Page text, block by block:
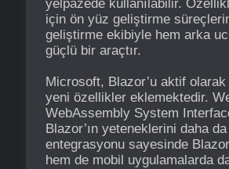
yelpazede kullanılabilir.
için ön yüz geliştirme
geliştirme ekibiyle hem arka
güçlü bir araçtır.
Microsoft, Blazor’u aktif
yeni özellikler eklemektedir.
WebAssembly System
Blazor’ın yeteneklerini daha
entegrasyonu sayesinde
hem de mobil uygulamalarda